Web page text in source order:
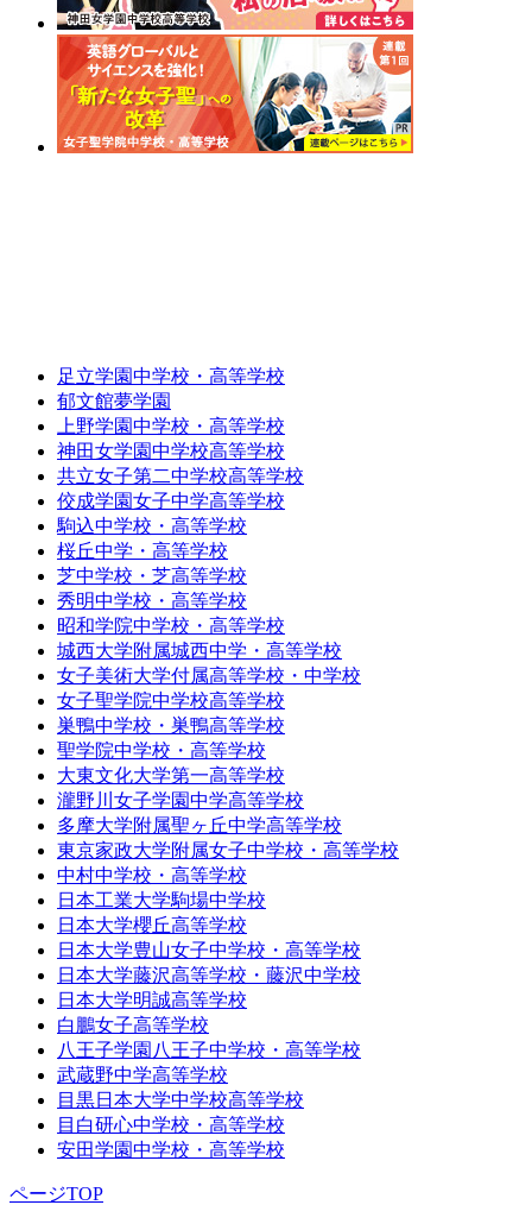
足立学園中学校・高等学校
郁文館夢学園
上野学園中学校・高等学校
神田女学園中学校高等学校
共立女子第二中学校高等学校
佼成学園女子中学高等学校
駒込中学校・高等学校
桜丘中学・高等学校
芝中学校・芝高等学校
秀明中学校・高等学校
昭和学院中学校・高等学校
城西大学附属城西中学・高等学校
女子美術大学付属高等学校・中学校
女子聖学院中学校高等学校
巣鴨中学校・巣鴨高等学校
聖学院中学校・高等学校
大東文化大学第一高等学校
瀧野川女子学園中学高等学校
多摩大学附属聖ヶ丘中学高等学校
東京家政大学附属女子中学校・高等学校
中村中学校・高等学校
日本工業大学駒場中学校
日本大学櫻丘高等学校
日本大学豊山女子中学校・高等学校
日本大学藤沢高等学校・藤沢中学校
日本大学明誠高等学校
白鵬女子高等学校
八王子学園八王子中学校・高等学校
武蔵野中学高等学校
目黒日本大学中学校高等学校
目白研心中学校・高等学校
安田学園中学校・高等学校
ページTOP